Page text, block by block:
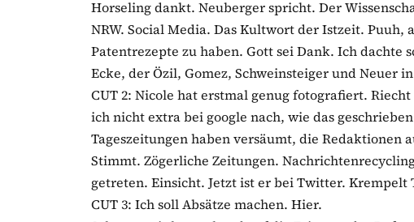
Horseling dankt. Neuberger spricht. Der
NRW. Social Media. Das Kultwort der Istzeit. Puuh,
Patentrezepte zu haben. Gott sei Dank. Ich dachte
Ecke, der Özil, Gomez, Schweinsteiger und Neuer
CUT 2: Nicole hat erstmal genug fotografiert.
ich nicht extra bei google nach, wie das
Tageszeitungen haben versäumt, die Redaktionen
Stimmt. Zögerliche Zeitungen.
getreten. Einsicht. Jetzt ist er bei Twitter. Krempelt
CUT 3: Ich soll Absätze machen. Hier.